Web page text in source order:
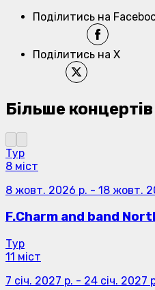
Поділитись на
Поділитись на X
Більше концертів
Тур
8 міст
8 жовт. 2026 р. - 18 жовт.
F.Charm and band
Тур
11 міст
7 січ. 2027 р. - 24 січ. 2027